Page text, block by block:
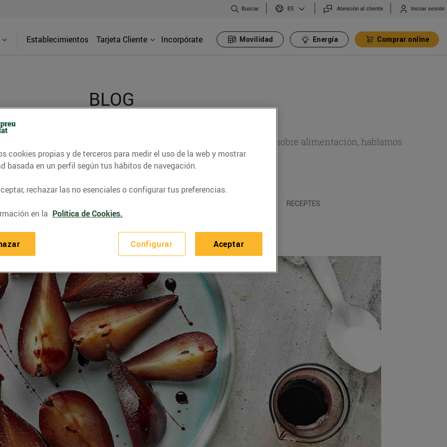
Buscar ES Atención al cliente Iniciar sesión
Establecimientos Tarjeta Cliente Incorpórate Movilidad Energía Comprar online
BLOG
recetas, consejos nutricionales, información de actualidad sobre alimentación, hablamos
gastronomía de nuestro territorio y muchos otros temas.
RECEPTES
cookies propias y de terceros para medir el uso de la web y mostrar
basada en un perfil según tus hábitos de navegación.
rechazar las no esenciales o configurar tus preferencias.
en la Política de Cookies.
Configurar Aceptar